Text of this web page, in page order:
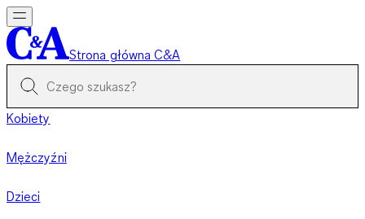
Strona główna C&A
Kobiety
Mężczyźni
Dzieci